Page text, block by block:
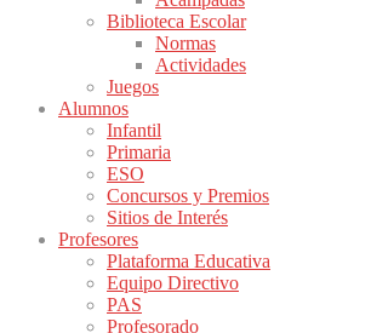
Biblioteca Escolar
Normas
Actividades
Juegos
Alumnos
Infantil
Primaria
ESO
Concursos y Premios
Sitios de Interés
Profesores
Plataforma Educativa
Equipo Directivo
PAS
Profesorado